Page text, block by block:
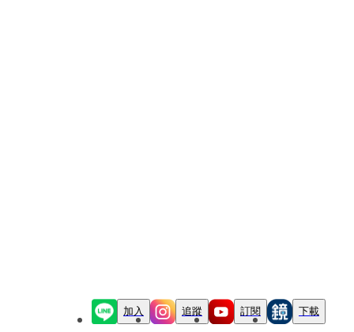
加入 追蹤 訂閱 下載